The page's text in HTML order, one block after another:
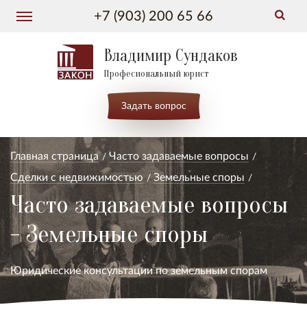
+7 (903) 200 65 66
Владимир Сундаков
Професиональный юрист
Задать вопрос
Главная страница
Часто задаваемые вопросы
Сделки с недвижимостью
Земельные споры
Часто задаваемые вопросы
- Земельные споры
Юридические консультации по земельным спорам